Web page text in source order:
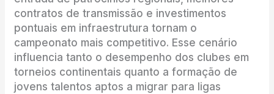
contratos de transmissão e investimentos
pontuais em infraestrutura tornam o
campeonato mais competitivo. Esse cenário
influencia tanto o desempenho dos clubes em
torneios continentais quanto a formação de
jovens talentos aptos a migrar para ligas